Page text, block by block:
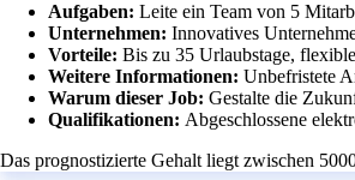
Aufgaben: Leite ein Team von 5
Unternehmen: Innovatives
Vorteile: Bis zu 35 Urlaubstage,
Weitere Informationen: Unbefristete
Warum dieser Job: Gestalte die
Qualifikationen: Abgeschlossene
Das prognostizierte Gehalt liegt zwischen